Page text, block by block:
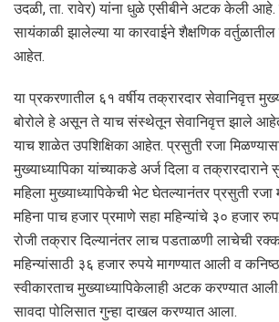
उदळी, ता. रावेर) यांना धुळे एसीबीने अटक केली आहे.
सायंकाळी झालेल्या या कारवाईने शैक्षणिक
आहेत.
या प्रकरणातील ६१ वर्षीय तक्रारदार सेवानिवृत्त
बोरोले हे असून ते याच संस्थेतून सेवानिवृत्त झाले आहेत
याच शाळेत उपशिक्षिका आहेत. प्रसुती रजा
मुख्याध्यापिका यांच्याकडे अर्ज दिला व
महिला मुख्याध्यापिकेची भेट घेतल्यानंतर प्रसुती रजा
महिना पाच हजार प्रमाणे सहा महिन्यांचे ३० हजार
रोजी तक्रार दिल्यानंतर लाच पडताळणी लाचेची
महिन्यांसाठी ३६ हजार रुपये मागण्यात आली व
स्वीकारताच मुख्याध्यापिकेलाही अटक करण्यात आली.
सावदा पोलिसात गुन्हा दाखल करण्यात आला.